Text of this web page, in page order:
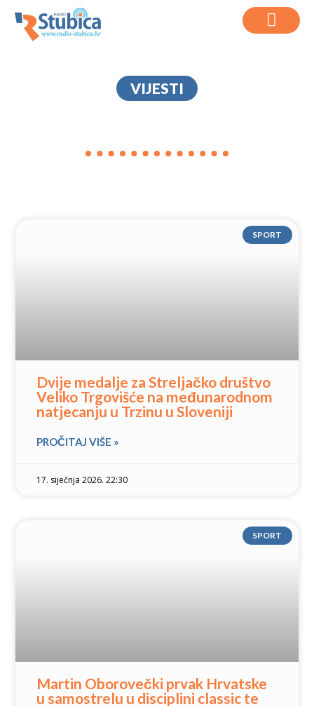
VIJESTI
SPORT
Dvije medalje za Streljačko društvo
Veliko Trgovišće na međunarodnom
natjecanju u Trzinu u Sloveniji
PROČITAJ VIŠE »
17. siječnja 2026. 22:30
SPORT
Martin Oborovečki prvak Hrvatske
u samostrelu u disciplini classic te